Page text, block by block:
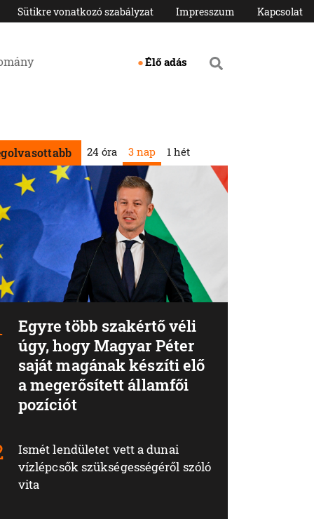
Sütikre vonatkozó szabályzat Impresszum Kapcsolat
Élő adás
24 óra 3 nap
Egyre több szakértő véli
úgy, hogy Magyar Péter
saját magának készíti elő
a megerősített államfői
pozíciót
Ismét lendületet vett a dunai
vízlépcsők szükségességéről szóló
vita
1 hét